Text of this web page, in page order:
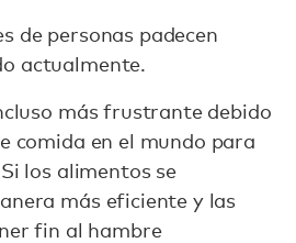
de personas padecen
actualmente.
más frustrante debido
comida en el mundo para
los alimentos se
más eficiente y las
fin al hambre